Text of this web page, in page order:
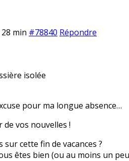
min #78840 Répondre
isolée
pour ma longue absence…
de vos nouvelles !
cette fin de vacances ?
êtes bien (ou au moins un